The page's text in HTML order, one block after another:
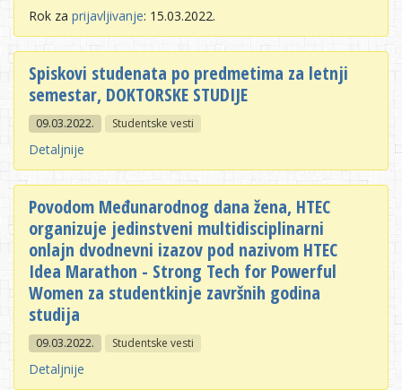
Rok za prijavljivanje: 15.03.2022.
Spiskovi studenata po predmetima za letnji
semestar, DOKTORSKE STUDIJE
09.03.2022. Studentske vesti
Detaljnije
Povodom Međunarodnog dana žena, HTEC
organizuje jedinstveni multidisciplinarni
onlajn dvodnevni izazov pod nazivom HTEC
Idea Marathon - Strong Tech for Powerful
Women za studentkinje završnih godina
studija
09.03.2022. Studentske vesti
Detaljnije